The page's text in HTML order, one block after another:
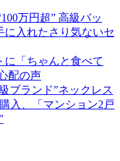
万円超” 高級バッ
入れたさり気ないセ
「ちゃんと食べて
配の声
ブランド”ネックレス
入、「マンション2戸